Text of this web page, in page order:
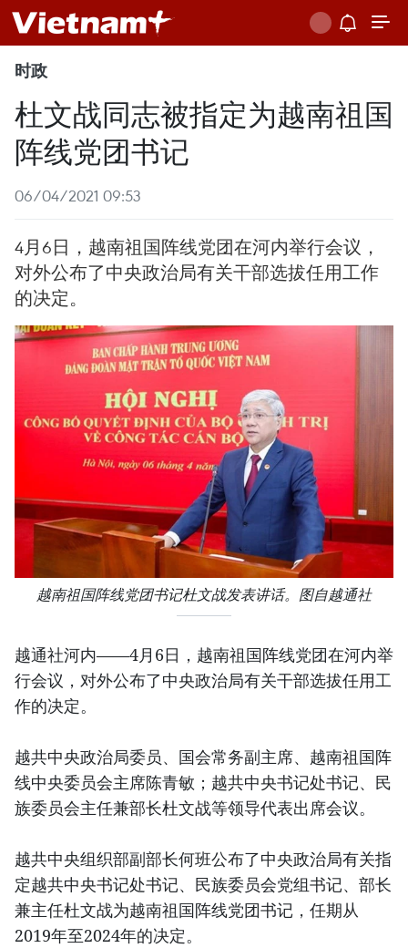
时政
杜文战同志被指定为越南祖国
阵线党团书记
06/04/2021 09:53
4月6日，越南祖国阵线党团在河内举行会议，
对外公布了中央政治局有关干部选拔任用工作
的决定。
越南祖国阵线党团书记杜文战发表讲话。图自越通社
越通社河内——4月6日，越南祖国阵线党团在河内举
行会议，对外公布了中央政治局有关干部选拔任用工
作的决定。
越共中央政治局委员、国会常务副主席、越南祖国阵
线中央委员会主席陈青敏；越共中央书记处书记、民
族委员会主任兼部长杜文战等领导代表出席会议。
越共中央组织部副部长何班公布了中央政治局有关指
定越共中央书记处书记、民族委员会党组书记、部长
兼主任杜文战为越南祖国阵线党团书记，任期从
2019年至2024年的决定。